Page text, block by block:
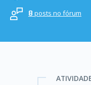
8 posts no fórum